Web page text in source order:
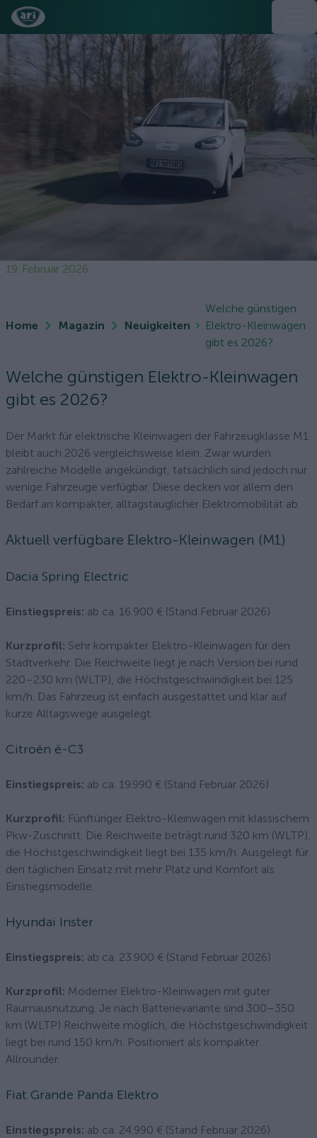
19. Februar 2026
Home Magazin Neuigkeiten
Welche günstigen
Elektro-Kleinwagen
gibt es 2026?
Welche günstigen Elektro-Kleinwagen
gibt es 2026?
Der Markt für elektrische Kleinwagen der Fahrzeugklasse M1
bleibt auch 2026 vergleichsweise klein. Zwar wurden
zahlreiche Modelle angekündigt, tatsächlich sind jedoch nur
wenige Fahrzeuge verfügbar. Diese decken vor allem den
Bedarf an kompakter, alltagstauglicher Elektromobilität ab.
Aktuell verfügbare Elektro-Kleinwagen (M1)
Dacia Spring Electric
Einstiegspreis: ab ca. 16.900 € (Stand Februar 2026)
Kurzprofil: Sehr kompakter Elektro-Kleinwagen für den
Stadtverkehr. Die Reichweite liegt je nach Version bei rund
220–230 km (WLTP), die Höchstgeschwindigkeit bei 125
km/h. Das Fahrzeug ist einfach ausgestattet und klar auf
kurze Alltagswege ausgelegt.
Citroën ë-C3
Einstiegspreis: ab ca. 19.990 € (Stand Februar 2026)
Kurzprofil: Fünftüriger Elektro-Kleinwagen mit klassischem
Pkw-Zuschnitt. Die Reichweite beträgt rund 320 km (WLTP),
die Höchstgeschwindigkeit liegt bei 135 km/h. Ausgelegt für
den täglichen Einsatz mit mehr Platz und Komfort als
Einstiegsmodelle.
Hyundai Inster
Einstiegspreis: ab ca. 23.900 € (Stand Februar 2026)
Kurzprofil: Moderner Elektro-Kleinwagen mit guter
Raumausnutzung. Je nach Batterievariante sind 300–350
km (WLTP) Reichweite möglich, die Höchstgeschwindigkeit
liegt bei rund 150 km/h. Positioniert als kompakter
Allrounder.
Fiat Grande Panda Elektro
Einstiegspreis: ab ca. 24.990 € (Stand Februar 2026)